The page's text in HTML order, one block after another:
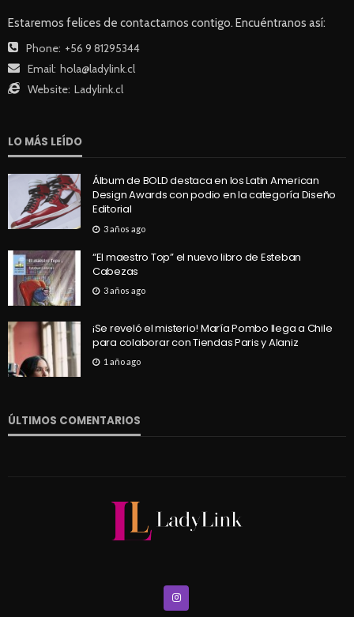
Estaremos felices de contactarnos contigo. Encuéntranos así:
Phone: +56 9 81295344
Email: hola@ladylink.cl
Website: Ladylink.cl
LO MÁS LEÍDO
Álbum de BOLD destaca en los Latin American
Design Awards con podio en la categoría Diseño
Editorial
3 años ago
“El maestro Top” el nuevo libro de Esteban
Cabezas
3 años ago
¡Se reveló el misterio! María Pombo llega a Chile
para colaborar con Tiendas Paris y Alaniz
1 año ago
ÚLTIMOS COMENTARIOS